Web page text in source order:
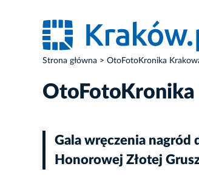
Strona główna OtoFotoKronika
Gala wręczenia nagród
Honorowej Złotej